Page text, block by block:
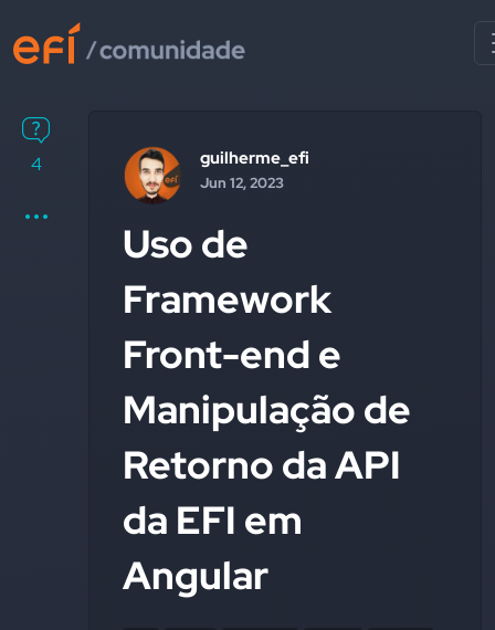
4 guilherme_efi
Jun 12, 2023
Uso de
Framework
Front-end e
Manipulação de
Retorno da API
da EFI em
Angular